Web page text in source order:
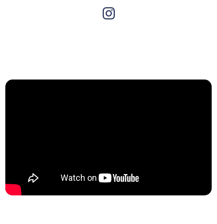
sans frontières aux couleurs